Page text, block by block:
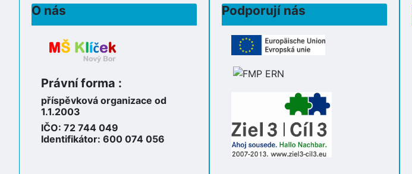
O nás
Právní forma :
příspěvková organizace od
1.1.2003
IČO: 72 744 049
Identifikátor: 600 074 056
Podporují nás